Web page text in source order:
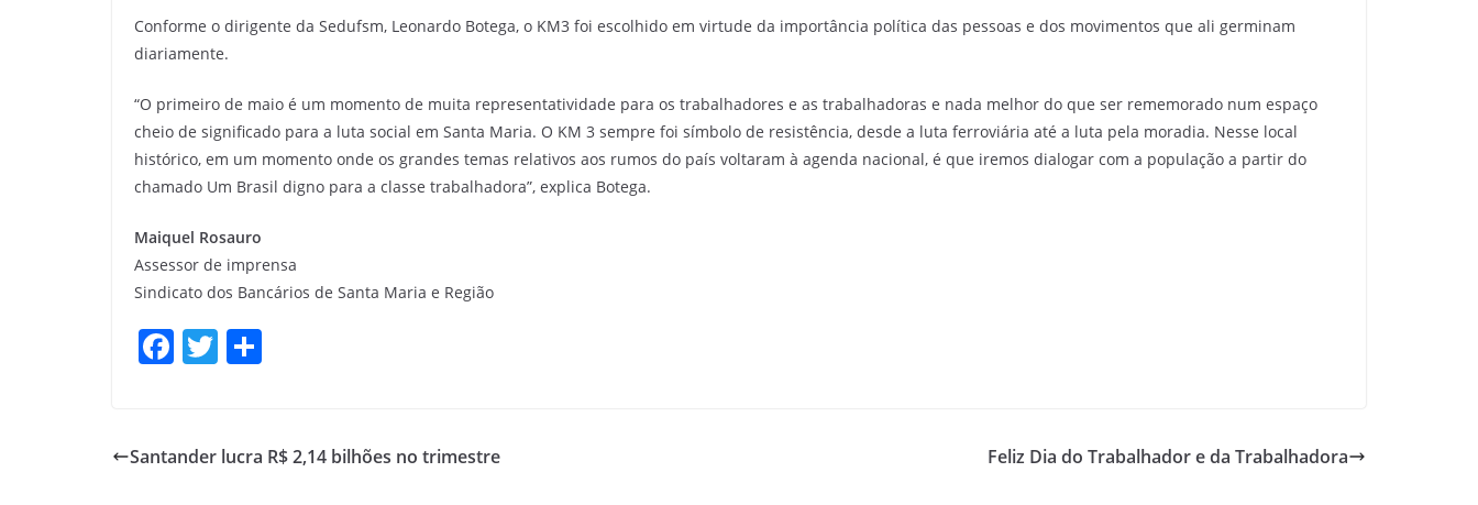
Conforme o dirigente da Sedufsm, Leonardo Botega, o KM3 foi escolhido em virtude da importância política das pessoas e dos movimentos que ali germinam
diariamente.
“O primeiro de maio é um momento de muita representatividade para os trabalhadores e as trabalhadoras e nada melhor do que ser rememorado num espaço
cheio de significado para a luta social em Santa Maria. O KM 3 sempre foi símbolo de resistência, desde a luta ferroviária até a luta pela moradia. Nesse local
histórico, em um momento onde os grandes temas relativos aos rumos do país voltaram à agenda nacional, é que iremos dialogar com a população a partir do
chamado Um Brasil digno para a classe trabalhadora”, explica Botega.
Maiquel Rosauro
Assessor de imprensa
Sindicato dos Bancários de Santa Maria e Região
F
e
T
er e
Santander lucra R$ 2,14 bilhões no trimestre Feliz Dia do Trabalhador e da Trabalhadora